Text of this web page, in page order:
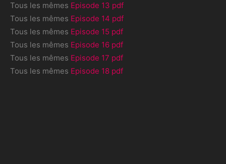
Tous les mêmes Episode 13 pdf
Tous les mêmes Episode 14 pdf
Tous les mêmes Episode 15 pdf
Tous les mêmes Episode 16 pdf
Tous les mêmes Episode 17 pdf
Tous les mêmes Episode 18 pdf